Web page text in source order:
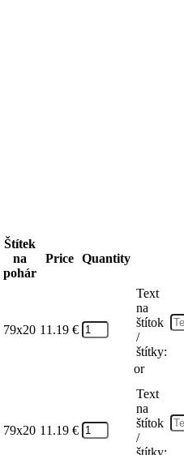
Štítek
na
pohár
Price Quantity
79x20 11.19 €
Text
na
štítok
/
štítky:
or
79x20 11.19 €
Text
na
štítok
/
štítky: